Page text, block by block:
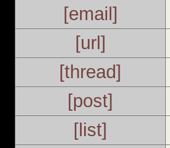
[email]
[url]
[thread]
[post]
[list]